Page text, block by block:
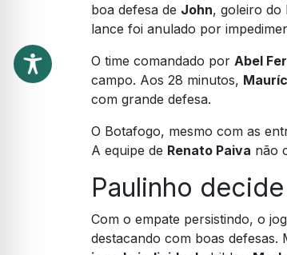
boa defesa de John, goleiro do
lance foi anulado por
O time comandado por Abel
campo. Aos 28 minutos,
com grande defesa.
O Botafogo, mesmo com as
A equipe de Renato Paiva não
Paulinho
Com o empate persistindo, o
destacando com boas